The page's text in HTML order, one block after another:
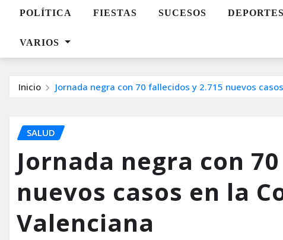
POLÍTICA FIESTAS SUCESOS DEPORTES
VARIOS
Inicio Jornada negra con 70 fallecidos y 2.715 nuevos
SALUD
Jornada negra con
nuevos casos en la
Valenciana